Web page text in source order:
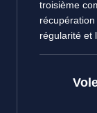
troisième
régularité et